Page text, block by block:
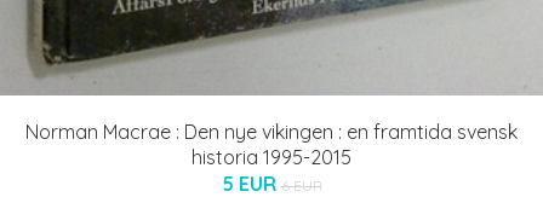
Norman Macrae : Den nye vikingen : en framtida svensk
historia 1995-2015
5 EUR 6 EUR